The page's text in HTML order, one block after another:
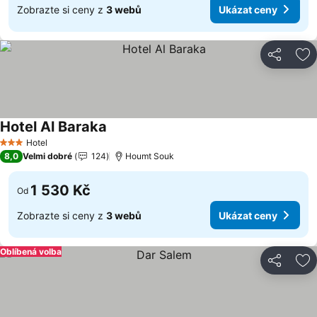
Zobrazte si ceny z 3 webů Ukázat ceny
Sdílet
3 Počet hvězdiček
Hotel
Hotel Al Baraka
8,0 Velmi dobré 124 Houmt Souk
Od 1 530 Kč
Zobrazte si ceny z 3 webů Ukázat ceny
Sdílet
Oblíbená volba